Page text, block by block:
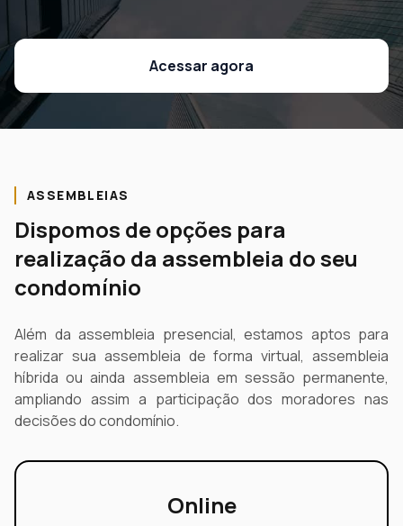
Acessar agora
ASSEMBLEIAS
Dispomos de opções para
realização da assembleia do seu
condomínio
Além da assembleia presencial, estamos aptos para
realizar sua assembleia de forma virtual, assembleia
híbrida ou ainda assembleia em sessão permanente,
ampliando assim a participação dos moradores nas
decisões do condomínio.
Online